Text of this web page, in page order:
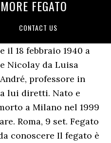
FEGATO
CONTACT US
il 18 febbraio 1940 a
Nicolay da Luisa
professore in
lui diretti. Nato e
a Milano nel 1999
Roma, 9 set. Fegato
conoscere Il fegato è